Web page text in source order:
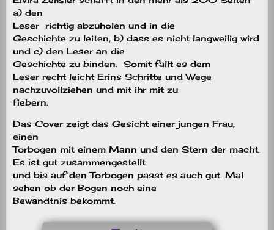
a) den
Leser richtig abzuholen und in die
Geschichte zu leiten, b) dass es nicht langweilig wird
und c) den Leser an die
Geschichte zu binden.
Somit fällt es dem
Leser recht leicht Erins Schritte und Wege
nachzuvollziehen und mit ihr mit zu
fiebern.
Das Cover zeigt das Gesicht einer jungen Frau,
einen
Torbogen mit einem Mann und den Stern der macht.
Es ist gut zusammengestellt
und bis auf den Torbogen passt es auch gut. Mal
sehen ob der Bogen noch eine
Bewandtnis bekommt.